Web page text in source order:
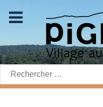
Rechercher: